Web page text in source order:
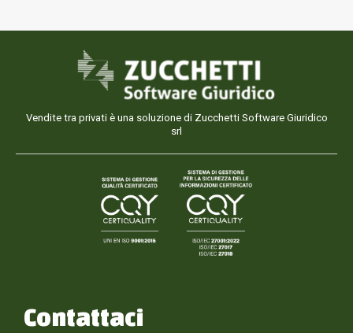
Vendite tra privati è una soluzione di Zucchetti Software Giuridico
srl
Contattaci